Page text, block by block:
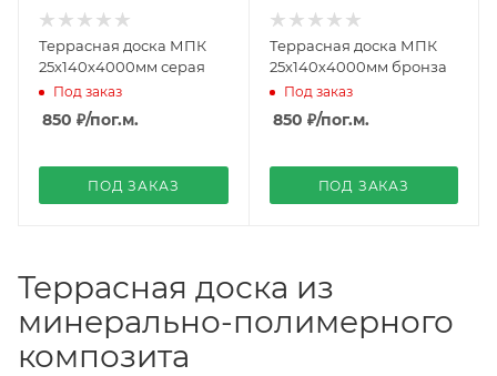
Террасная доска МПК
25х140х4000мм серая
Под заказ
850 ₽/пог.м.
ПОД ЗАКАЗ
Террасная доска МПК
25х140х4000мм бронза
Под заказ
850 ₽/пог.м.
ПОД ЗАКАЗ
Террасная доска из
минерально-полимерного
композита